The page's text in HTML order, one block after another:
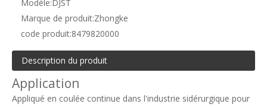
Modèle:DJST
Marque de produit:Zhongke
code produit:8479820000
Description du produit
Application
Appliqué en coulée continue dans l'industrie sidérurgique pour